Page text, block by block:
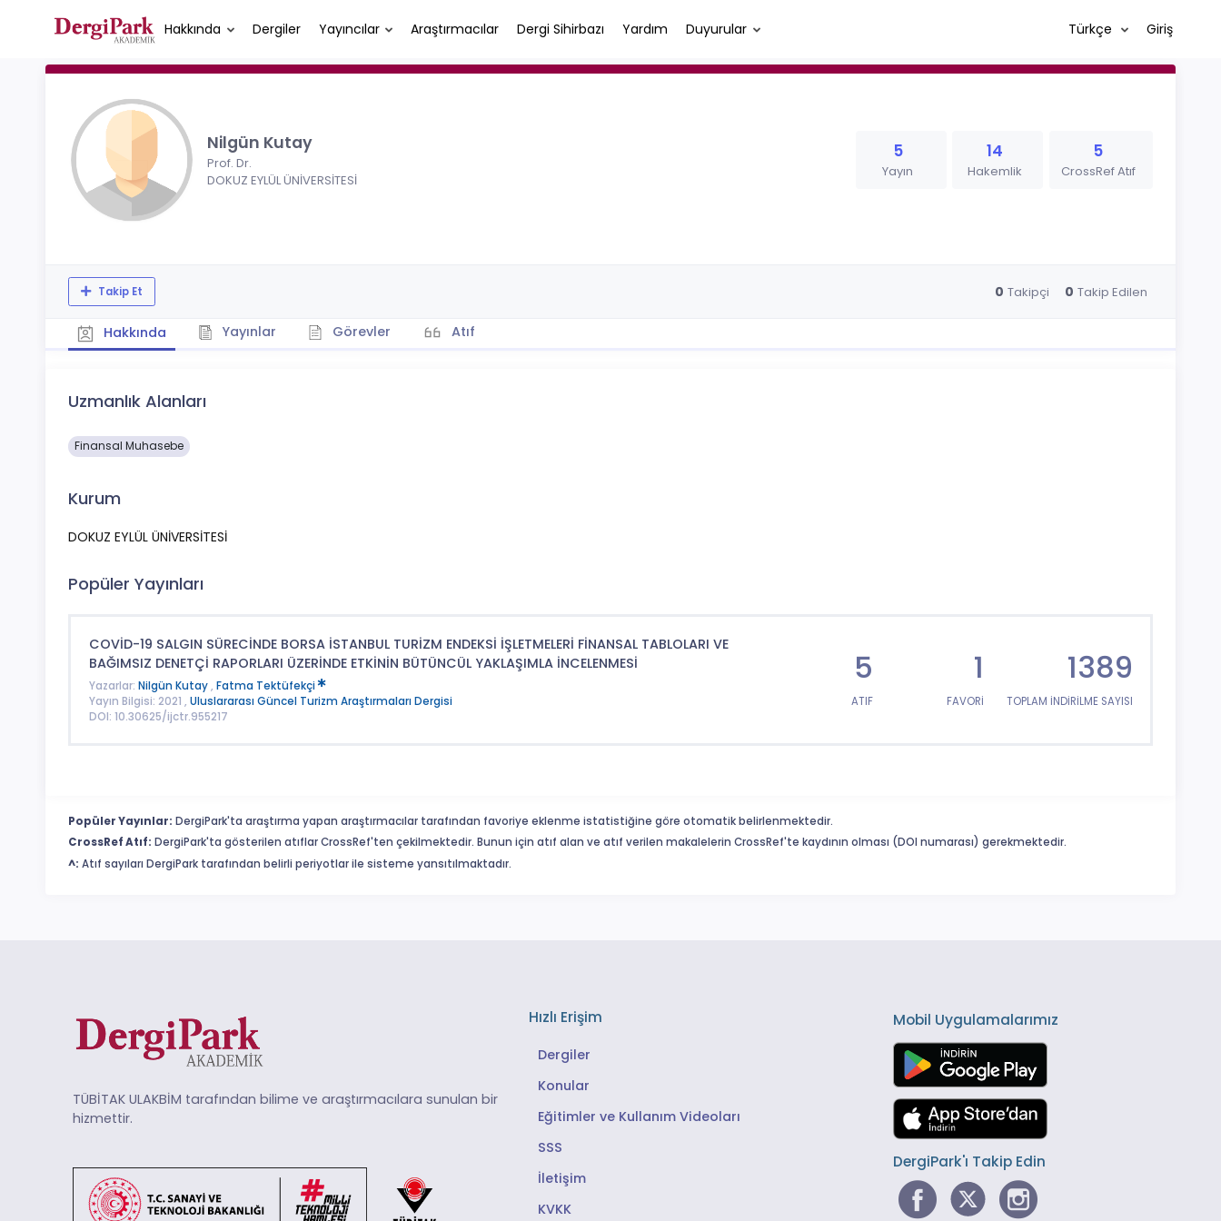
Hakkında Dergiler Yayıncılar Araştırmacılar Dergi Sihirbazı Yardım Duyurular Türkçe Giriş
Nilgün Kutay
Prof. Dr.
DOKUZ EYLÜL ÜNİVERSİTESİ
5
Yayın
14
Hakemlik
5
CrossRef Atıf
Takip Et 0 Takipçi 0 Takip Edilen
Hakkında Yayınlar Görevler Atıf
Uzmanlık Alanları
Finansal Muhasebe
Kurum
DOKUZ EYLÜL ÜNİVERSİTESİ
Popüler Yayınları
COVİD-19 SALGIN SÜRECİNDE BORSA İSTANBUL TURİZM ENDEKSİ İŞLETMELERİ FİNANSAL TABLOLARI VE
BAĞIMSIZ DENETÇİ RAPORLARI ÜZERİNDE ETKİNİN BÜTÜNCÜL YAKLAŞIMLA İNCELENMESİ
Yazarlar: Nilgün Kutay, Fatma Tektüfekçi
Yayın Bilgisi: 2021 , Uluslararası Güncel Turizm Araştırmaları Dergisi
DOI: 10.30625/ijctr.955217
5
ATIF
1
FAVORİ
1389
TOPLAM İNDİRİLME SAYISI
Popüler Yayınlar: DergiPark'ta araştırma yapan araştırmacılar tarafından favoriye eklenme istatistiğine göre otomatik belirlenmektedir.
CrossRef Atıf: DergiPark'ta gösterilen atıflar CrossRef'ten çekilmektedir. Bunun için atıf alan ve atıf verilen makalelerin CrossRef'te kaydının olması (DOI numarası) gerekmektedir.
^: Atıf sayıları DergiPark tarafından belirli periyotlar ile sisteme yansıtılmaktadır.
TÜBİTAK ULAKBİM tarafından bilime ve araştırmacılara sunulan bir
hizmettir.
Hızlı Erişim
Dergiler
Konular
Eğitimler ve Kullanım Videoları
SSS
İletişim
KVKK
Mobil Uygulamalarımız
DergiPark'ı Takip Edin